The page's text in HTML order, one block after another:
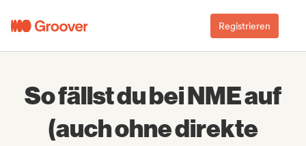
Registrieren
So fällst du bei NME auf
(auch ohne direkte